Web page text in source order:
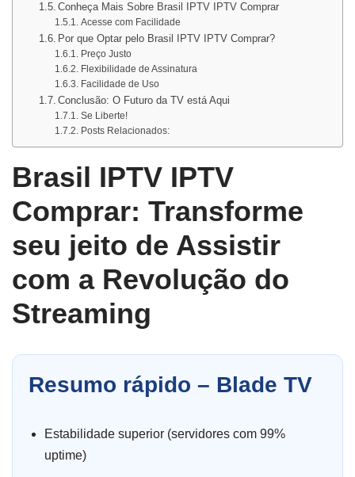
Conheça Mais Sobre Brasil IPTV IPTV Comprar
Acesse com Facilidade
Por que Optar pelo Brasil IPTV IPTV Comprar?
Preço Justo
Flexibilidade de Assinatura
Facilidade de Uso
Conclusão: O Futuro da TV está Aqui
Se Liberte!
Posts Relacionados:
Brasil IPTV IPTV
Comprar: Transforme
seu jeito de Assistir
com a Revolução do
Streaming
Resumo rápido – Blade TV
Estabilidade superior (servidores com 99%
uptime)